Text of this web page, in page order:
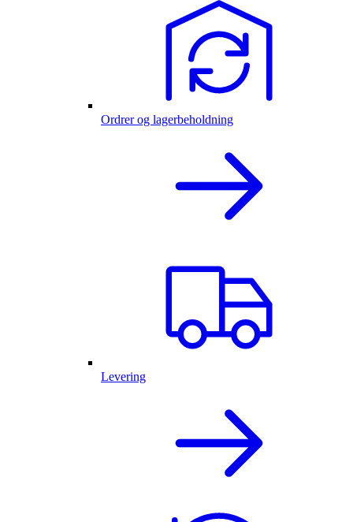
Ordrer og lagerbeholdning
Levering